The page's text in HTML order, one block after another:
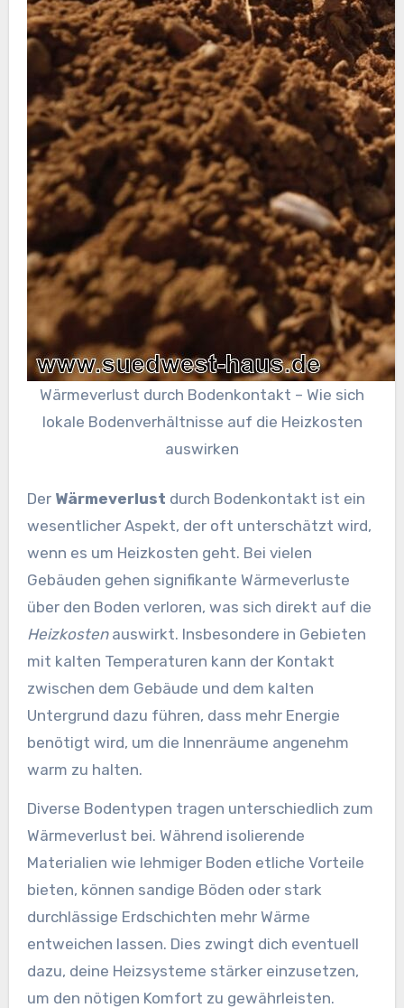
Wärmeverlust durch Bodenkontakt – Wie sich
lokale Bodenverhältnisse auf die Heizkosten
auswirken
Der Wärmeverlust durch Bodenkontakt ist ein
wesentlicher Aspekt, der oft unterschätzt wird,
wenn es um Heizkosten geht. Bei vielen
Gebäuden gehen signifikante Wärmeverluste
über den Boden verloren, was sich direkt auf die
Heizkostenauswirkt. Insbesondere in Gebieten
mit kalten Temperaturen kann der Kontakt
zwischen dem Gebäude und dem kalten
Untergrund dazu führen, dass mehr Energie
benötigt wird, um die Innenräume angenehm
warm zu halten.
Diverse Bodentypen tragen unterschiedlich zum
Wärmeverlust bei. Während isolierende
Materialien wie lehmiger Boden etliche Vorteile
bieten, können sandige Böden oder stark
durchlässige Erdschichten mehr Wärme
entweichen lassen. Dies zwingt dich eventuell
dazu, deine Heizsysteme stärker einzusetzen,
um den nötigen Komfort zu gewährleisten.